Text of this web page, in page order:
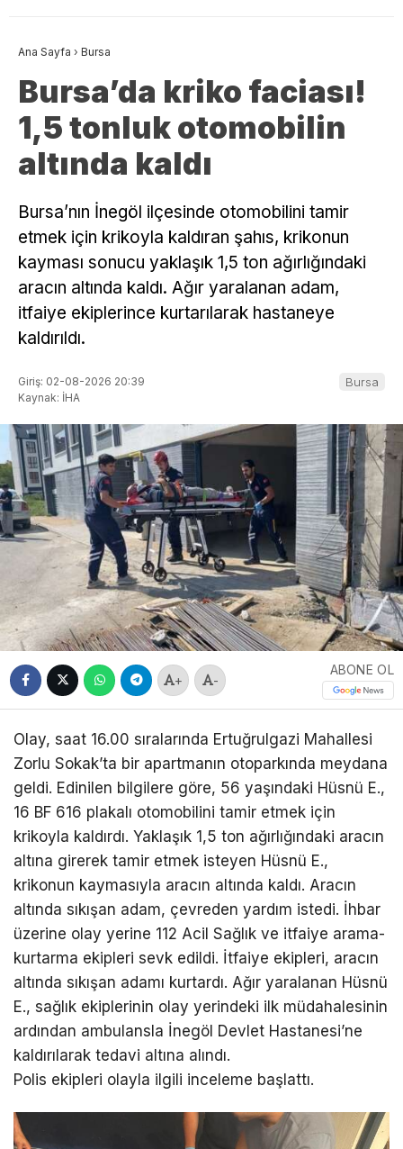
Ana Sayfa › Bursa
Bursa’da kriko faciası!
1,5 tonluk otomobilin
altında kaldı
Bursa’nın İnegöl ilçesinde otomobilini tamir
etmek için krikoyla kaldıran şahıs, krikonun
kayması sonucu yaklaşık 1,5 ton ağırlığındaki
aracın altında kaldı. Ağır yaralanan adam,
itfaiye ekiplerince kurtarılarak hastaneye
kaldırıldı.
Giriş: 02-08-2026 20:39
Kaynak: İHA
Bursa
+ -
ABONE OL
Olay, saat 16.00 sıralarında Ertuğrulgazi Mahallesi
Zorlu Sokak’ta bir apartmanın otoparkında meydana
geldi. Edinilen bilgilere göre, 56 yaşındaki Hüsnü E.,
16 BF 616 plakalı otomobilini tamir etmek için
krikoyla kaldırdı. Yaklaşık 1,5 ton ağırlığındaki aracın
altına girerek tamir etmek isteyen Hüsnü E.,
krikonun kaymasıyla aracın altında kaldı. Aracın
altında sıkışan adam, çevreden yardım istedi. İhbar
üzerine olay yerine 112 Acil Sağlık ve itfaiye arama-
kurtarma ekipleri sevk edildi. İtfaiye ekipleri, aracın
altında sıkışan adamı kurtardı. Ağır yaralanan Hüsnü
E., sağlık ekiplerinin olay yerindeki ilk müdahalesinin
ardından ambulansla İnegöl Devlet Hastanesi’ne
kaldırılarak tedavi altına alındı.
Polis ekipleri olayla ilgili inceleme başlattı.